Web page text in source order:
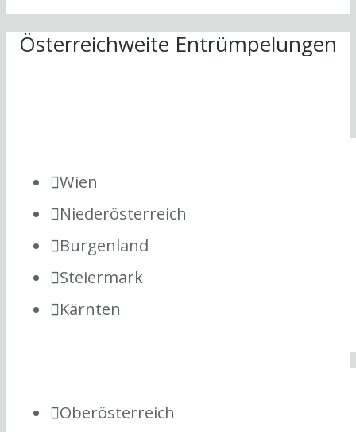
Österreichweite Entrümpelungen
Wien
Niederösterreich
Burgenland
Steiermark
Kärnten
Oberösterreich